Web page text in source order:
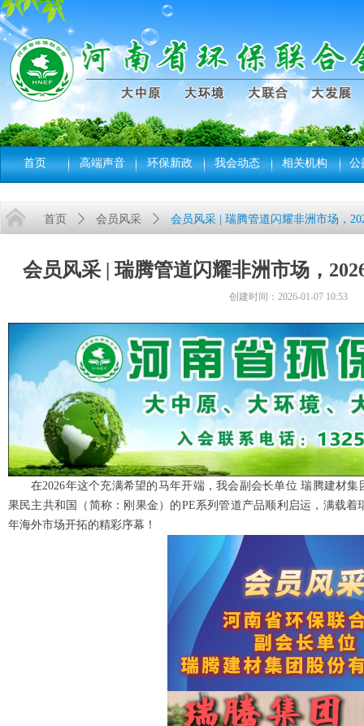
首页 高端声音 环保新政 我会动态 相关机构 公
会员风采 | 瑞腾管道闪耀非洲市场，
在2026年这个充满希望的马年开端，我会副会长单位 瑞腾建材
果民主共和国（简称：刚果金）的PE系列管道产品顺利启运，满载
年海外市场开拓的精彩序幕！
首页 ꄲ 会员风采 ꄲ 会员风采 | 瑞腾管道闪耀非洲市场，
创建时间： 2026-01-07 10:53